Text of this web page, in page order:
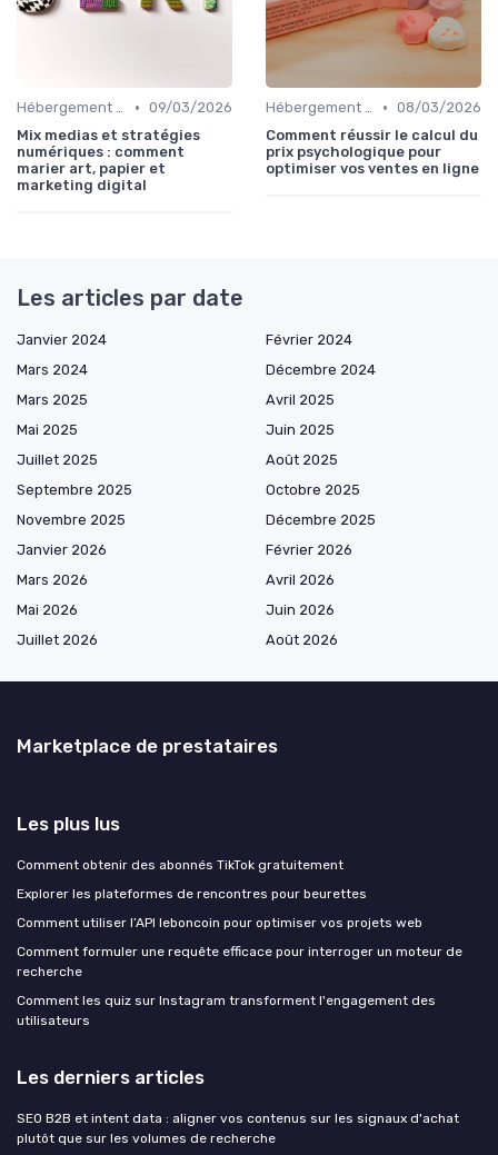
Hébergement et Maintenance Web • 09/03/2026
Mix medias et stratégies
numériques : comment
marier art, papier et
marketing digital
Hébergement et Maintenance Web • 08/03/2026
Comment réussir le calcul du
prix psychologique pour
optimiser vos ventes en ligne
Les articles par date
Janvier 2024
Février 2024
Mars 2024
Décembre 2024
Mars 2025
Avril 2025
Mai 2025
Juin 2025
Juillet 2025
Août 2025
Septembre 2025
Octobre 2025
Novembre 2025
Décembre 2025
Janvier 2026
Février 2026
Mars 2026
Avril 2026
Mai 2026
Juin 2026
Juillet 2026
Août 2026
Marketplace de prestataires
Les plus lus
Comment obtenir des abonnés TikTok gratuitement
Explorer les plateformes de rencontres pour beurettes
Comment utiliser l’API leboncoin pour optimiser vos projets web
Comment formuler une requête efficace pour interroger un moteur de
recherche
Comment les quiz sur Instagram transforment l'engagement des
utilisateurs
Les derniers articles
SEO B2B et intent data : aligner vos contenus sur les signaux d'achat
plutôt que sur les volumes de recherche